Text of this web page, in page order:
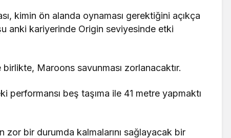
kimin ön alanda oynaması gerektiğini açıkça
anki kariyerinde Origin seviyesinde etki
Maroons savunması zorlanacaktır.
performansı beş taşıma ile 41 metre yapmaktı
bir durumda kalmalarını sağlayacak bir